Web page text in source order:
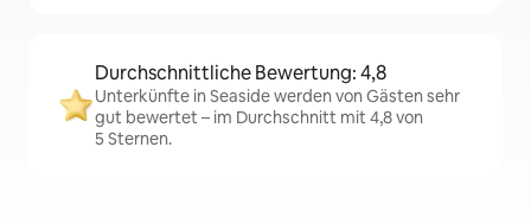
Durchschnittliche Bewertung: 4,8
Unterkünfte in Seaside werden von Gästen sehr
gut bewertet – im Durchschnitt mit 4,8 von
5 Sternen.